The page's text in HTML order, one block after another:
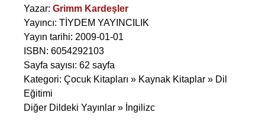
Yazar: Grimm Kardeşler
Yayıncı: TİYDEM YAYINCILIK
Yayın tarihi: 2009-01-01
ISBN: 6054292103
Sayfa sayısı: 62 sayfa
Kategori: Çocuk Kitapları » Kaynak Kitaplar » Dil
Eğitimi
Diğer Dildeki Yayınlar » İngilizc